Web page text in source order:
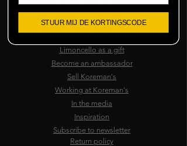
Terms and conditions
Limoncello as a gift
Become an ambassador
Sell Koreman's
Working at Koreman's
In the media
Inspiration
Subscribe to newsletter
Return policy
STUUR MIJ DE KORTINGSCODE